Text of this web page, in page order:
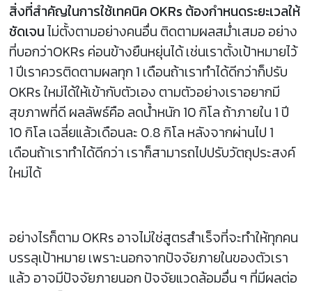
สิ่งที่สำคัญในการใช้เทคนิค OKRs ต้องกำหนดระยะเวลให้
ชัดเจนไม่ตั้งตามอย่างคนอื่น ติดตามผลสม่ำเสมอ อย่าง
ที่บอกว่าOKRs ค่อนข้างยืนหยุ่นได้ เช่นเราตั้งเป้าหมายไว้
1 ปีเราควรติดตามผลทุก 1 เดือนถ้าเราทำได้ดีกว่าก็ปรับ
OKRs ใหม่ได้ให้เข้ากับตัวเอง ตามตัวอย่างเราอยากมี
สุขภาพที่ดี ผลลัพธ์คือ ลดน้ำหนัก 10 กิโล ถ้าภายใน 1 ปี
10 กิโล เฉลี่ยแล้วเดือนละ 0.8 กิโล หลังจากผ่านไป 1
เดือนถ้าเราทำได้ดีกว่า เราก็สามารถไปปรับวัตถุประสงค์
ใหม่ได้
อย่างไรก็ตาม OKRs อาจไม่ใช่สูตรสำเร็จที่จะทำให้ทุกคน
บรรลุเป้าหมาย เพราะนอกจากปัจจัยภายในของตัวเรา
แล้ว อาจมีปัจจัยภายนอก ปัจจัยแวดล้อมอื่น ๆ ที่มีผลต่อ